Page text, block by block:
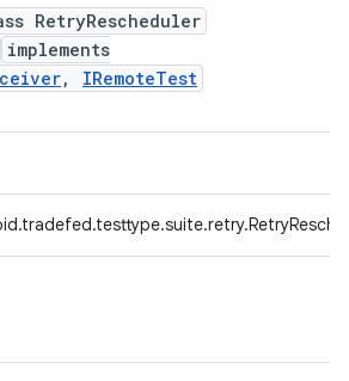
RetryRescheduler
implements
, IRemoteTest